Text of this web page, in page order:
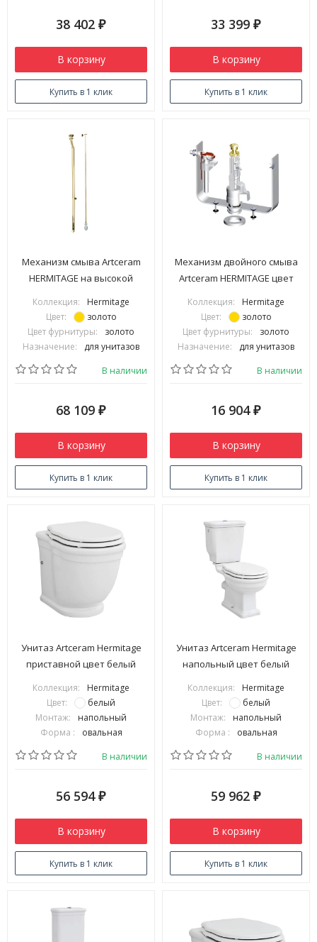
38 402 ₽
В корзину
Купить в 1 клик
33 399 ₽
В корзину
Купить в 1 клик
Механизм смыва Artceram
HERMITAGE на высокой
Коллекция:
Hermitage
Цвет:
золото
Цвет фурнитуры:
золото
Назначение:
для унитазов
В наличии
68 109 ₽
В корзину
Купить в 1 клик
Механизм двойного смыва
Artceram HERMITAGE цвет
Коллекция:
Hermitage
Цвет:
золото
Цвет фурнитуры:
золото
Назначение:
для унитазов
В наличии
16 904 ₽
В корзину
Купить в 1 клик
Унитаз Artceram Hermitage
приставной цвет белый
Коллекция:
Hermitage
Цвет:
белый
Монтаж:
напольный
Форма :
овальная
В наличии
56 594 ₽
В корзину
Купить в 1 клик
Унитаз Artceram Hermitage
напольный цвет белый
Коллекция:
Hermitage
Цвет:
белый
Монтаж:
напольный
Форма :
овальная
В наличии
59 962 ₽
В корзину
Купить в 1 клик